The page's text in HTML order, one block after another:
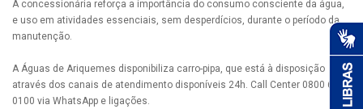
A concessionária reforça a importância do consumo consciente da água,
e uso em atividades essenciais, sem desperdícios, durante o período da
manutenção.
A Águas de Ariquemes disponibiliza carro-pipa, que está à disposição
através dos canais de atendimento disponíveis 24h. Call Center 0800 690
0100 via WhatsApp e ligações.